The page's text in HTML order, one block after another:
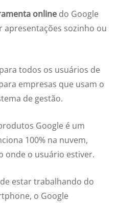
online do Google
sozinho ou
todos os usuários de
empresas que usam o
de gestão.
Google é um
100% na nuvem,
onde o usuário estiver.
estar trabalhando do
o Google